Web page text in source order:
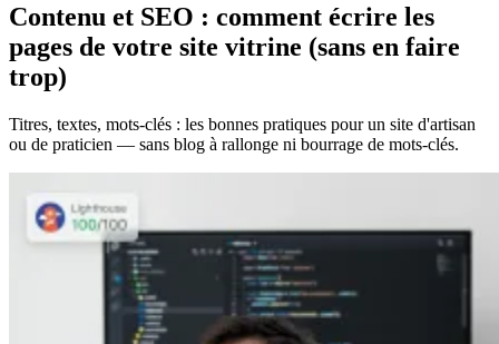
Contenu et SEO : comment écrire les
pages de votre site vitrine (sans en faire
trop)
Titres, textes, mots-clés : les bonnes pratiques pour un site d'artisan
ou de praticien — sans blog à rallonge ni bourrage de mots-clés.